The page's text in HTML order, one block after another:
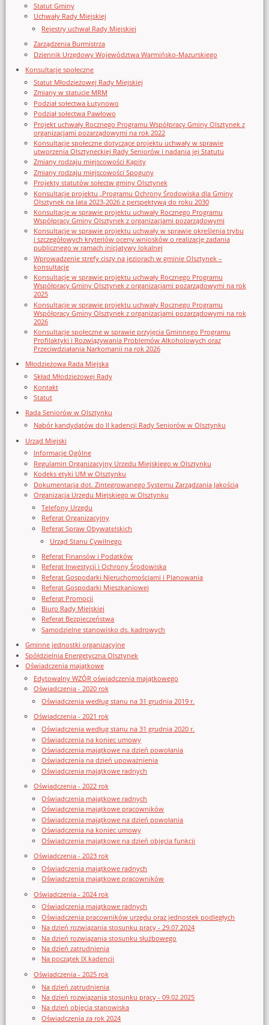
Statut Gminy
Uchwały Rady Miejskiej
Rejestry uchwał Rady Miejskiej
Zarządzenia Burmistrza
Dziennik Urzędowy Województwa Warmińsko-Mazurskiego
Konsultacje społeczne
Statut Młodzieżowej Rady Miejskiej
Zmiany w statucie MRM
Podział sołectwa Łutynowo
Podział sołectwa Pawłowo
Projekt uchwały Rocznego Programu Współpracy Gminy Olsztynek z
organizacjami pozarządowymi na rok 2022
Konsultacje społeczne dotyczące projektu uchwały w sprawie
utworzenia Olsztyneckiej Rady Seniorów i nadania jej Statutu
Zmiany rodzaju miejscowości Kąpity
Zmiany rodzaju miejscowości Spoguny
Projekty statutów sołectw gminy Olsztynek
Konsultacje projektu „Programu Ochrony Środowiska dla Gminy
Olsztynek na lata 2023-2026 z perspektywą do roku 2030
Konsultacje w sprawie projektu uchwały Rocznego Programu
Współpracy Gminy Olsztynek z organizacjami pozarządowymi
Konsultacje w sprawie projektu uchwały w sprawie określenia trybu
i szczegółowych kryteriów oceny wniosków o realizację zadania
publicznego w ramach inicjatywy lokalnej
Wprowadzenie strefy ciszy na jeziorach w gminie Olsztynek –
konsultacje
Konsultacje w sprawie projektu uchwały Rocznego Programu
Współpracy Gminy Olsztynek z organizacjami pozarządowymi na rok
2025
Konsultacje w sprawie projektu uchwały Rocznego Programu
Współpracy Gminy Olsztynek z organizacjami pozarządowymi na rok
2026
Konsultacje społeczne w sprawie przyjęcia Gminnego Programu
Profilaktyki i Rozwiązywania Problemów Alkoholowych oraz
Przeciwdziałania Narkomanii na rok 2026
Młodzieżowa Rada Miejska
Skład Młodzieżowej Rady
Kontakt
Statut
Rada Seniorów w Olsztynku
Nabór kandydatów do II kadencji Rady Seniorów w Olsztynku
Urząd Miejski
Informacje Ogólne
Regulamin Organizacyjny Urzedu Miejskiego w Olsztynku
Kodeks etyki UM w Olsztynku
Dokumentacja dot. Zintegrowanego Systemu Zarządzania Jakością
Organizacja Urzędu Miejskiego w Olsztynku
Telefony Urzędu
Referat Organizacyjny
Referat Spraw Obywatelskich
Urząd Stanu Cywilnego
Referat Finansów i Podatków
Referat Inwestycji i Ochrony Środowiska
Referat Gospodarki Nieruchomościami i Planowania
Referat Gospodarki Mieszkaniowej
Referat Promocji
Biuro Rady Miejskiej
Referat Bezpieczeństwa
Samodzielne stanowisko ds. kadrowych
Gminne jednostki organizacyjne
Spółdzielnia Energetyczna Olsztynek
Oświadczenia majątkowe
Edytowalny WZÓR oświadczenia majątkowego
Oświadczenia - 2020 rok
Oświadczenia według stanu na 31 grudnia 2019 r.
Oświadczenia - 2021 rok
Oświadczenia według stanu na 31 grudnia 2020 r.
Oświadczenia na koniec umowy
Oświadczenia majątkowe na dzień powołania
Oświadczenia na dzień upoważnienia
Oświadczenia majątkowe radnych
Oświadczenia - 2022 rok
Oświadczenia majątkowe radnych
Oświadczenia majątkowe pracowników
Oświadczenia majątkowe na dzień powołania
Oświadczenia na koniec umowy
Oświadczenia majątkowe na dzień objęcia funkcji
Oświadczenia - 2023 rok
Oświadczenia majątkowe radnych
Oświadczenia majątkowe pracowników
Oświadczenia - 2024 rok
Oświadczenia majątkowe radnych
Oświadczenia pracowników urzędu oraz jednostek podległych
Na dzień rozwiązania stosunku pracy - 29.07.2024
Na dzień rozwiązania stosunku służbowego
Na dzień zatrudnienia
Na początek IX kadencji
Oświadczenia - 2025 rok
Na dzień zatrudnienia
Na dzień rozwiązania stosunku pracy - 09.02.2025
Na dzień objęcia stanowiska
Oświadczenia za rok 2024